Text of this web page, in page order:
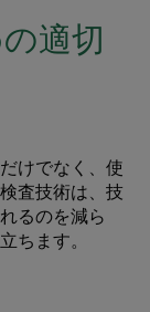
適切
けでなく、使
査技術は、技
るのを減ら
ちます。